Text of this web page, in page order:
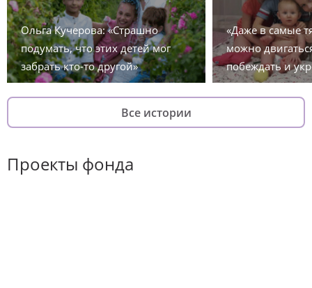
Ольга Кучерова: «Страшно
подумать, что этих детей мог
забрать кто-то другой»
«Даже в самые
можно
побеждать и
Все истории
Проекты фонда